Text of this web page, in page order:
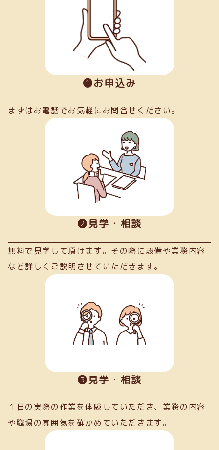
➊お申込み
まずはお電話でお気軽にお問合せください。
➋見学・相談
無料で見学して頂けます。その際に設備や業務内容
など詳しくご説明させていただきます。
➌見学・相談
１日の実際の作業を体験していただき、業務の内容
や職場の雰囲気を確かめていただきます。